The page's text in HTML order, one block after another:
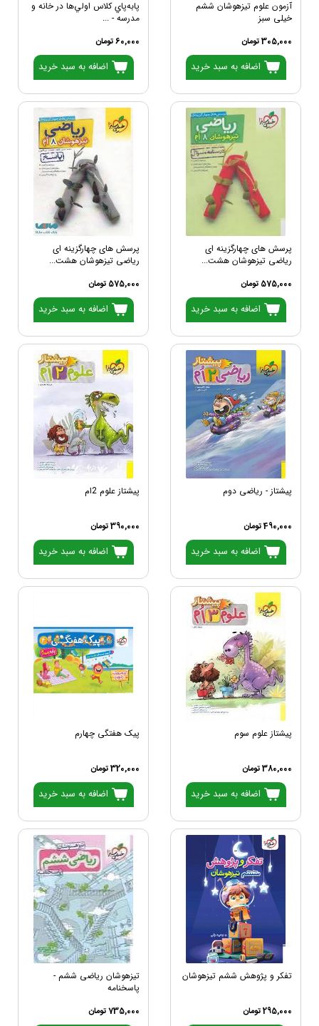
آزمون علوم تیزهوشان ششم
خیلی سبز
305,000 تومان
اضافه به سبد خرید
پابه‌پاي كلاس اولي‌ها در خانه و
مدرسه - ...
60,000 تومان
اضافه به سبد خرید
پرسش های چهارگزینه ای
ریاضی تیزهوشان هشت...
575,000 تومان
اضافه به سبد خرید
پرسش های چهارگزینه ای
ریاضی تیزهوشان هشت...
575,000 تومان
اضافه به سبد خرید
پيشتاز - ریاضی دوم
490,000 تومان
اضافه به سبد خرید
پیشتاز علوم 2ام
390,000 تومان
اضافه به سبد خرید
پیشتاز علوم سوم
380,000 تومان
اضافه به سبد خرید
پیک هفتگی چهارم
320,000 تومان
اضافه به سبد خرید
تفکر و پژوهش ششم تیزهوشان
295,000 تومان
تیزهوشان ریاضی ششم -
پاسخنامه
735,000 تومان